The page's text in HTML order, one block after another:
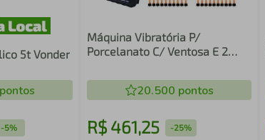
Saca Polia Hidraulico 5t Vonder
pontos
-5%
Máquina Vibratória P/
Porcelanato C/ Ventosa E 2
20.500 pontos
R$ 461,25 -25%